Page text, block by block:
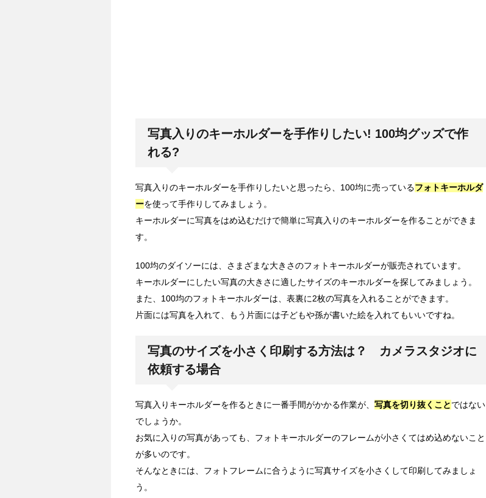
写真入りのキーホルダーを手作りしたい! 100均グッズで作
れる?
写真入りのキーホルダーを手作りしたいと思ったら、100均に売っているフォトキーホルダ
ーを使って手作りしてみましょう。
キーホルダーに写真をはめ込むだけで簡単に写真入りのキーホルダーを作ることができま
す。
100均のダイソーには、さまざまな大きさのフォトキーホルダーが販売されています。
キーホルダーにしたい写真の大きさに適したサイズのキーホルダーを探してみましょう。
また、100均のフォトキーホルダーは、表裏に2枚の写真を入れることができます。
片面には写真を入れて、もう片面には子どもや孫が書いた絵を入れてもいいですね。
写真のサイズを小さく印刷する方法は？ カメラスタジオに
依頼する場合
写真入りキーホルダーを作るときに一番手間がかかる作業が、 写真を切り抜くことではない
でしょうか。
お気に入りの写真があっても、フォトキーホルダーのフレームが小さくてはめ込めないこと
が多いのです。
そんなときには、フォトフレームに合うように写真サイズを小さくして印刷してみましょ
う。